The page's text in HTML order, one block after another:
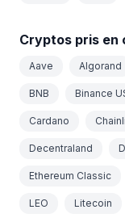
Cryptos pris en
Aave Algorand
BNB Binance
Cardano
Decentraland
Ethereum Classic
LEO Litecoin